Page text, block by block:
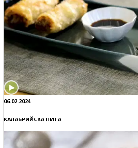
06.02.2024
КАЛАБРИЙСКА ПИТА